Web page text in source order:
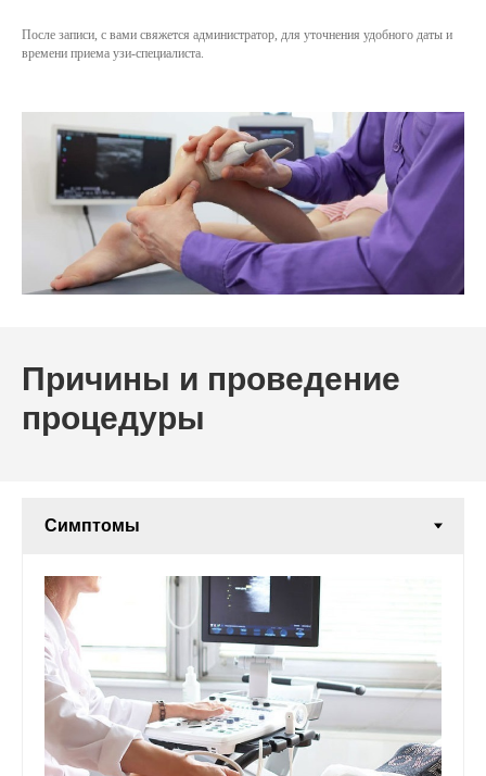
После записи, с вами свяжется администратор, для уточнения удобного даты и
времени приема узи-специалиста.
Причины и проведение
процедуры